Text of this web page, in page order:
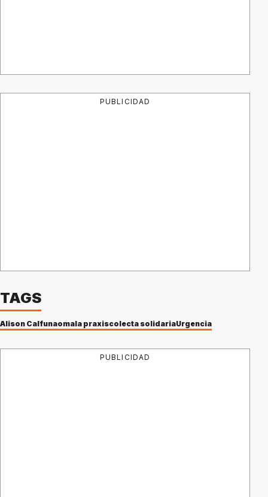
PUBLICIDAD
TAGS
Alison Calfunaomala praxiscolecta solidariaUrgencia
PUBLICIDAD